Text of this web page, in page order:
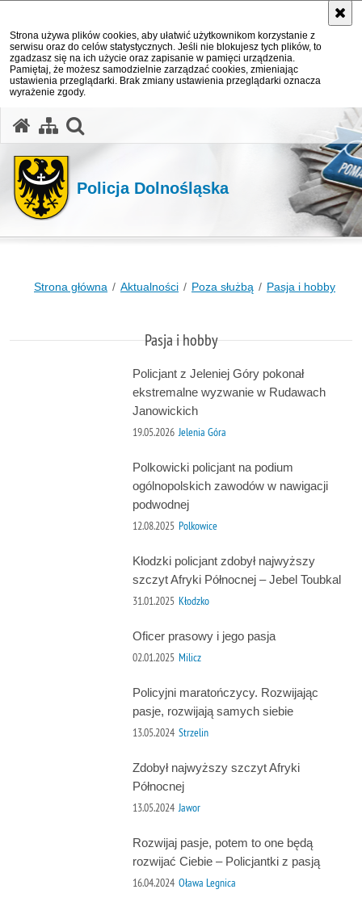
Strona używa plików cookies, aby ułatwić użytkownikom korzystanie z
serwisu oraz do celów statystycznych. Jeśli nie blokujesz tych plików, to
zgadzasz się na ich użycie oraz zapisanie w pamięci urządzenia.
Pamiętaj, że możesz samodzielnie zarządzać cookies, zmieniając
ustawienia przeglądarki. Brak zmiany ustawienia przeglądarki oznacza
wyrażenie zgody.
Policja Dolnośląska
Strona główna Aktualności Poza służbą Pasja i hobby
Pasja i hobby
Policjant z Jeleniej Góry pokonał
ekstremalne wyzwanie w Rudawach
Janowickich
19.05.2026 Jelenia Góra
Polkowicki policjant na podium
ogólnopolskich zawodów w nawigacji
podwodnej
12.08.2025 Polkowice
Kłodzki policjant zdobył najwyższy
szczyt Afryki Północnej – Jebel Toubkal
31.01.2025 Kłodzko
Oficer prasowy i jego pasja
02.01.2025 Milicz
Policyjni maratończycy. Rozwijając
pasje, rozwijają samych siebie
13.05.2024 Strzelin
Zdobył najwyższy szczyt Afryki
Północnej
13.05.2024 Jawor
Rozwijaj pasje, potem to one będą
rozwijać Ciebie – Policjantki z pasją
16.04.2024 Oława Legnica